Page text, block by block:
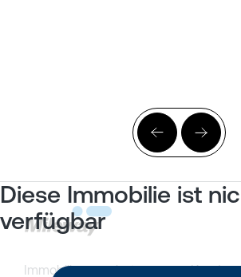
Diese Immobilie ist
verfügbar
Immobilienangebote